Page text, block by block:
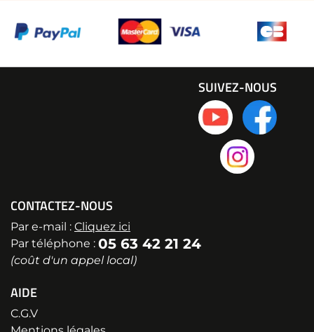
CONTACTEZ-NOUS
Par e-mail : Cliquez ici
Par téléphone : 05 63 42 21 24
(coût d'un appel local)
AIDE
C.G.V
SUIVEZ-NOUS